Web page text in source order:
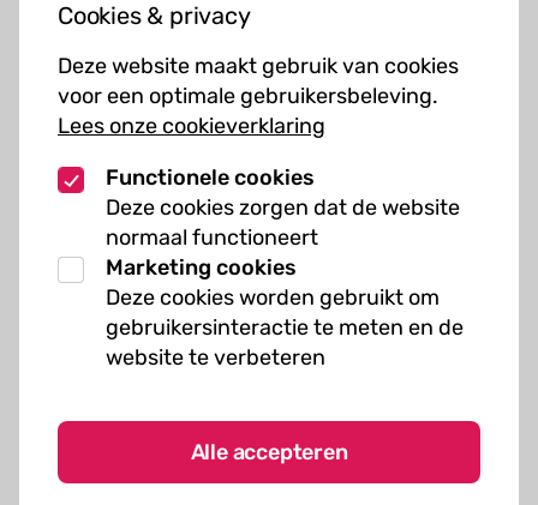
Cookies & privacy
Deze website maakt gebruik van cookies
voor een optimale gebruikersbeleving.
Lees onze cookieverklaring
Functionele cookies
Deze cookies zorgen dat de website
normaal functioneert
Marketing cookies
Deze cookies worden gebruikt om
gebruikersinteractie te meten en de
website te verbeteren
Alle accepteren
Muziekcursussen
Kunst cursussen
Over ons
Organisatie
Werken bij Kielzog
Veelgestelde vragen
Algemene voorwaarden